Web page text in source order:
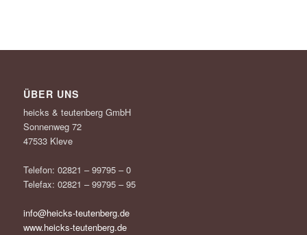
ÜBER UNS
heicks & teutenberg GmbH
Sonnenweg 72
47533 Kleve
Telefon: 02821 – 99795 – 0
Telefax: 02821 – 99795 – 95
info@heicks-teutenberg.de
www.heicks-teutenberg.de